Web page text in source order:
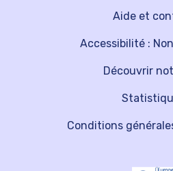
Découvrir
Aide et
Accessibilité :
Conditions